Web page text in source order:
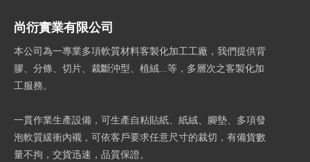
尚衍實業有限公司
本公司為一專業多項軟質材料客製化加工工廠，我們提供背
膠、分條、切片、裁斷沖型、植絨...等，多層次之客製化加
工服務。
一貫作業生產設備，可生產自粘貼紙、紙絨、腳墊、多項發
泡軟質緩衝內襯，可依客戶要求任意尺寸的裁切，有備貨數
量不拘，交貨迅速，品質保證。